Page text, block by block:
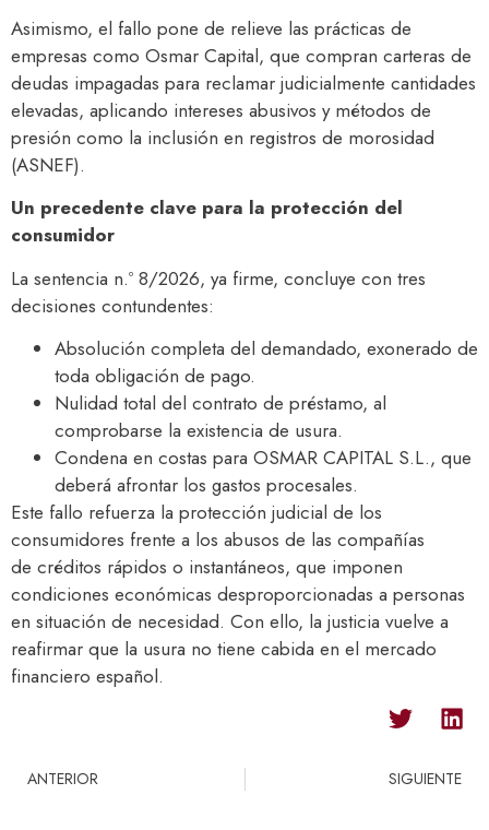
Asimismo, el fallo pone de relieve las prácticas de
empresas como Osmar Capital, que compran carteras de
deudas impagadas para reclamar judicialmente cantidades
elevadas, aplicando intereses abusivos y métodos de
presión como la inclusión en registros de morosidad
(ASNEF).
Un precedente clave para la protección del
consumidor
La sentencia n.º 8/2026, ya firme, concluye con tres
decisiones contundentes:
Absolución completa del demandado, exonerado de
toda obligación de pago.
Nulidad total del contrato de préstamo, al
comprobarse la existencia de usura.
Condena en costas para OSMAR CAPITAL S.L., que
deberá afrontar los gastos procesales.
Este fallo refuerza la protección judicial de los
consumidores frente a los abusos de las compañías
de créditos rápidos o instantáneos, que imponen
condiciones económicas desproporcionadas a personas
en situación de necesidad. Con ello, la justicia vuelve a
reafirmar que la usura no tiene cabida en el mercado
financiero español.
ANTERIOR SIGUIENTE